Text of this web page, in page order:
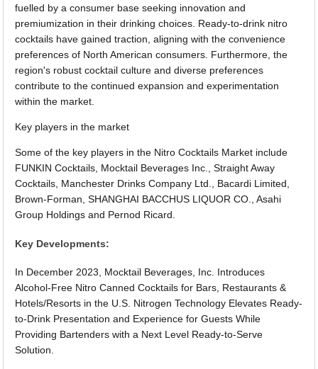
fuelled by a consumer base seeking innovation and
premiumization in their drinking choices. Ready-to-drink nitro
cocktails have gained traction, aligning with the convenience
preferences of North American consumers. Furthermore, the
region's robust cocktail culture and diverse preferences
contribute to the continued expansion and experimentation
within the market.
Key players in the market
Some of the key players in the Nitro Cocktails Market include
FUNKIN Cocktails, Mocktail Beverages Inc., Straight Away
Cocktails, Manchester Drinks Company Ltd., Bacardi Limited,
Brown-Forman, SHANGHAI BACCHUS LIQUOR CO., Asahi
Group Holdings and Pernod Ricard.
Key Developments:
In December 2023, Mocktail Beverages, Inc. Introduces
Alcohol-Free Nitro Canned Cocktails for Bars, Restaurants &
Hotels/Resorts in the U.S. Nitrogen Technology Elevates Ready-
to-Drink Presentation and Experience for Guests While
Providing Bartenders with a Next Level Ready-to-Serve
Solution.